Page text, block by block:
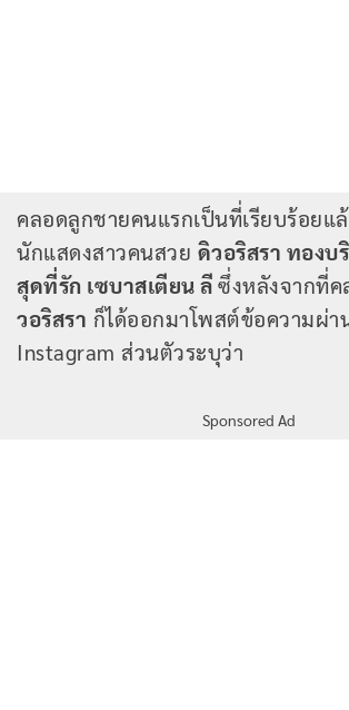
คลอดลูกชายคนแรกเป็นที่เรียบร้อยแ
นักแสดงสาวคนสวย ดิวอริสรา ทองบ
สุดที่รัก เซบาสเตียน ลี ซึ่งหลังจากที่
วอริสรา ก็ได้ออกมาโพสต์ข้อความผ่า
Instagram ส่วนตัวระบุว่า
Sponsored Ad